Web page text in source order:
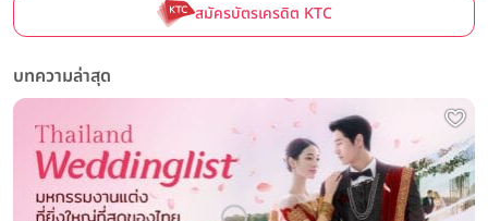
สมัครบัตรเครดิต KTC
บทความล่าสุด